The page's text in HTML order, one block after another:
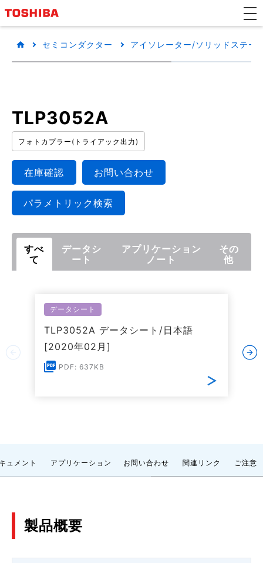
セミコンダクター アイソレーター/ソリッドステー
TLP3052A
フォトカプラー(トライアック出力)
在庫確認 お問い合わせ
パラメトリック検索
すべ
て
データシ
ート
アプリケーション
ノート
その
他
データシート
TLP3052A データシート/日本語
[2020年02月]
PDF: 637KB
ュメント アプリケーション お問い合わせ 関連リンク ご注意
製品概要